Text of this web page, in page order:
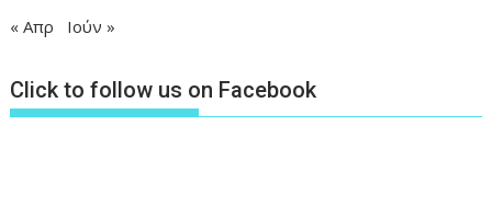
« Απρ Ιούν »
Click to follow us on Facebook